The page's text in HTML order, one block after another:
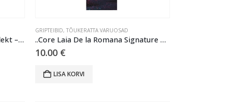
..Core Juunior Kaitsmete Komplekt – Roosa (S) (8-12 a.)
GRIPTEIBID, TÕUKERATTA VARUOSAD
..Core Laia De la Romana Signature Pro Scooter Griptape – Neochrome
10.00 €
LISA KORVI